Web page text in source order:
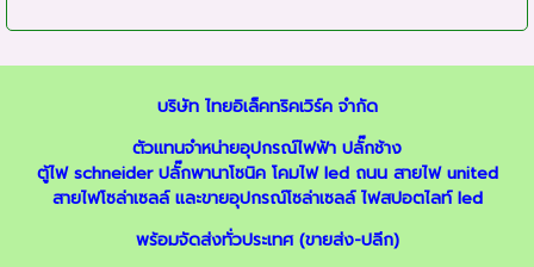
บริษัท ไทยอิเล็คทริคเวิร์ค จำกัด
ตัวแทนจำหน่ายอุปกรณ์ไฟฟ้า ปลั๊กช้าง
ตู้ไฟ schneider ปลั๊กพานาโซนิค โคมไฟ led ถนน สายไฟ united
สายไฟโซล่าเซลล์และขายอุปกรณ์โซล่าเซลล์ ไฟสปอตไลท์ led
พร้อมจัดส่งทั่วประเทศ (ขายส่ง-ปลีก)